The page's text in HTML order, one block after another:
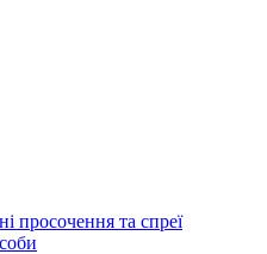
просочення та спреї